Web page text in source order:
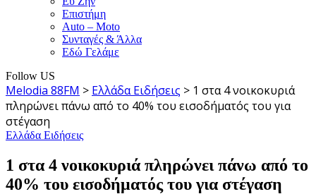
Επιστήμη
Auto – Moto
Συνταγές & Άλλα
Εδώ Γελάμε
Follow US
Melodia 88FM > Ελλάδα Ειδήσεις > 1 στα 4 νοικοκυριά
πληρώνει πάνω από το 40% του εισοδήματός του για
στέγαση
Ελλάδα Ειδήσεις
1 στα 4 νοικοκυριά πληρώνει πάνω από το
40% του εισοδήματός του για στέγαση